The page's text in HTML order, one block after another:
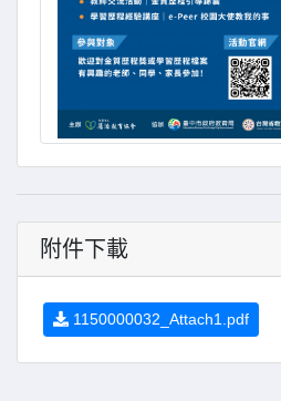
附件下載
1150000032_Attach1.pdf